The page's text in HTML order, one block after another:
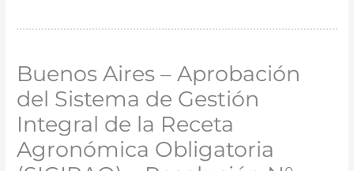
Buenos Aires – Aprobación
del Sistema de Gestión
Integral de la Receta
Agronómica Obligatoria